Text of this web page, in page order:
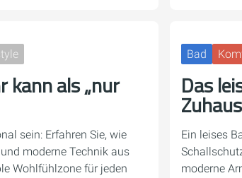
kann als „nur
sein: Erfahren Sie, wie
moderne Technik aus
Wohlfühlzone für jeden
Bad
Das
Ein leises
moderne